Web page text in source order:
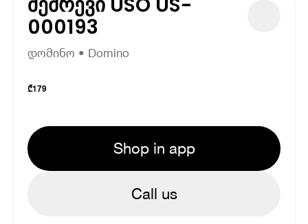
000193
დომინო • Domino
₾179
Shop in app
Call us